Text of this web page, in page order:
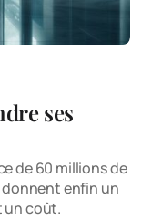
ses
de 60 millions de
donnent enfin un
un coût.